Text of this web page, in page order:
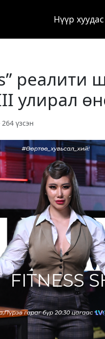
Нүүр хуудас
реалити
улирал
264 үзсэн